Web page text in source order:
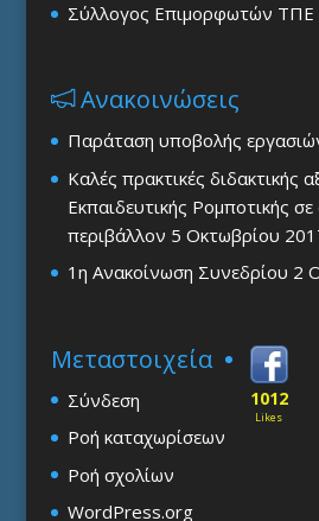
Σύλλογος Επιμορφωτών ΤΠΕ
Ανακοινώσεις
Παράταση υποβολής
Καλές πρακτικές διδακτικής
Εκπαιδευτικής Ρομποτικής σε
περιβάλλον 5 Οκτωβρίου
1η Ανακοίνωση Συνεδρίου 2
Μεταστοιχεία
Σύνδεση
Ροή καταχωρίσεων
Ροή σχολίων
WordPress.org
1012
Likes